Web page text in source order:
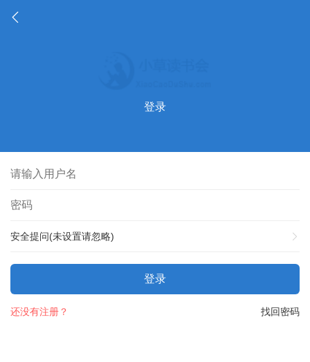
登录
安全提问(未设置请忽略)
登录
找回密码
还没有注册？